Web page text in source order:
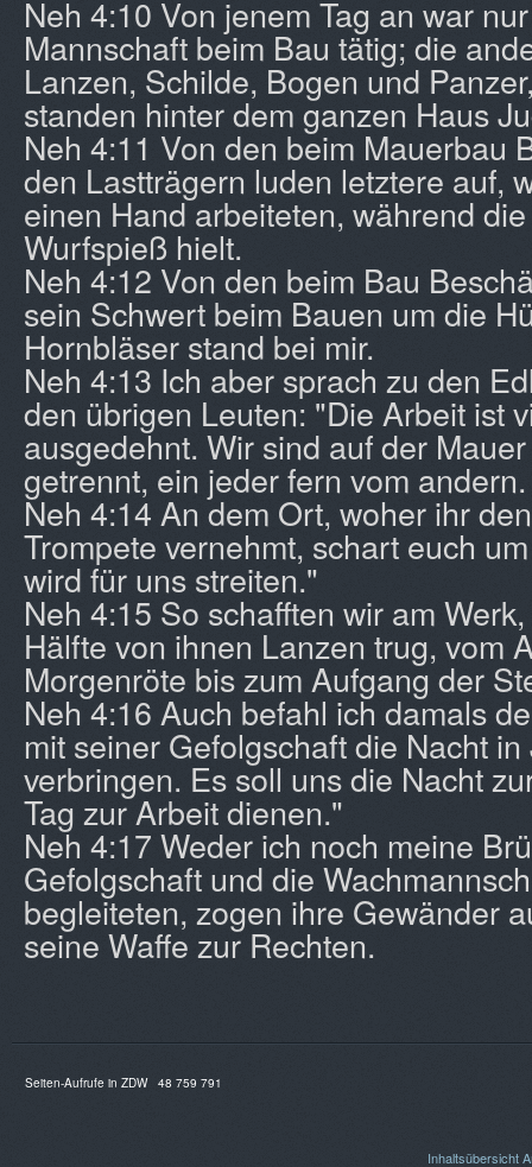
Neh 4:10 Von jenem Tag an war
Mannschaft beim Bau tätig; die
Lanzen, Schilde, Bogen und
standen hinter dem ganzen Haus
Neh 4:11 Von den beim Mauerbau
den Lastträgern luden letztere auf,
einen Hand arbeiteten, während
Wurfspieß hielt.
Neh 4:12 Von den beim Bau
sein Schwert beim Bauen um die
Hornbläser stand bei mir.
Neh 4:13 Ich aber sprach zu den
den übrigen Leuten: "Die Arbeit ist
ausgedehnt. Wir sind auf der
getrennt, ein jeder fern vom andern.
Neh 4:14 An dem Ort, woher ihr
Trompete vernehmt, schart euch
wird für uns streiten."
Neh 4:15 So schafften wir am
Hälfte von ihnen Lanzen trug, vom
Morgenröte bis zum Aufgang der
Neh 4:16 Auch befahl ich damals
mit seiner Gefolgschaft die Nacht
verbringen. Es soll uns die Nacht
Tag zur Arbeit dienen."
Neh 4:17 Weder ich noch meine
Gefolgschaft und die
begleiteten, zogen ihre Gewänder
seine Waffe zur Rechten.
Seiten-Aufrufe in ZDW 48 759 791
Inhaltsübersicht